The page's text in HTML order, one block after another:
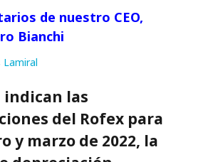
de nuestro CEO,
Bianchi
Lamiral
indican las
del Rofex para
y marzo de 2022, la